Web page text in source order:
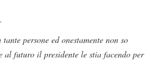
persone ed onestamente non so
al futuro il presidente le stia facendo per